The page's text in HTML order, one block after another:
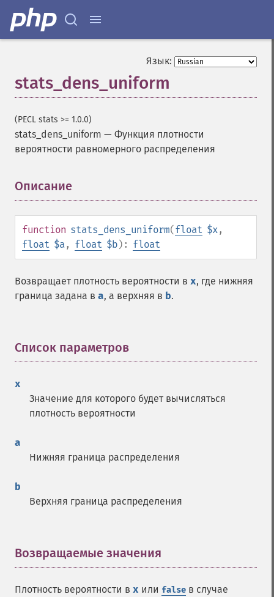
Язык:
stats_dens_uniform
(PECL stats >= 1.0.0)
stats_dens_uniform — Функция плотности
вероятности равномерного распределения
Описание
function stats_dens_uniform(float $x,
float $a, float $b): float
Возвращает плотность вероятности в x, где нижняя
граница задана в a, а верхняя в b.
Список параметров
x
Значение для которого будет вычисляться
плотность вероятности
a
Нижняя граница распределения
b
Верхняя граница распределения
Возвращаемые значения
Плотность вероятности в x или false в случае